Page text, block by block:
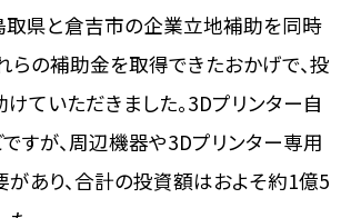
取県と倉吉市の企業立地補助を同時
らの補助金を取得できたおかげで、投
ていただきました。3Dプリンター自
すが、周辺機器や3Dプリンター専用
あり、合計の投資額はおよそ約1億5